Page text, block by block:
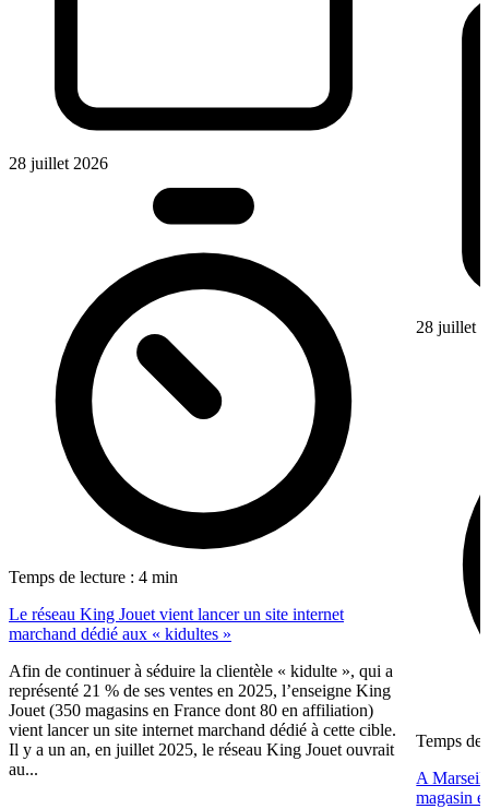
28 juillet 2026
Temps de lecture : 4 min
Le réseau King Jouet vient lancer un site internet
marchand dédié aux « kidultes »
Afin de continuer à séduire la clientèle « kidulte », qui a
représenté 21 % de ses ventes en 2025, l’enseigne King
Jouet (350 magasins en France dont 80 en affiliation)
vient lancer un site internet marchand dédié à cette cible.
Il y a un an, en juillet 2025, le réseau King Jouet ouvrait
au...
28 juillet
Temps de
A
magasin